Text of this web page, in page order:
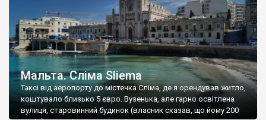
Мальта. Сліма Sliema
Таксі від аеропорту до містечка Сліма, де я орендував житло,
коштувало близько 5 євро. Вузенька, але гарно освітлена
вулиця, старовинний будинок (власник сказав, що йому 200